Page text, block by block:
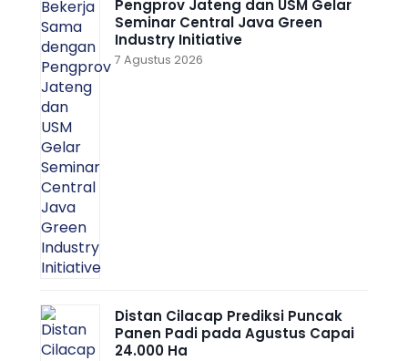
Pengprov Jateng dan USM Gelar
Seminar Central Java Green
Industry Initiative
7 Agustus 2026
Distan Cilacap Prediksi Puncak
Panen Padi pada Agustus Capai
24.000 Ha